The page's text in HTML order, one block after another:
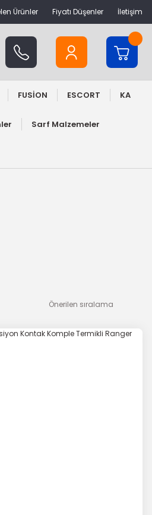
Ürünler Fiyatı Düşenler İletişim
FUSİON ESCORT KA
Sarf Malzemeler